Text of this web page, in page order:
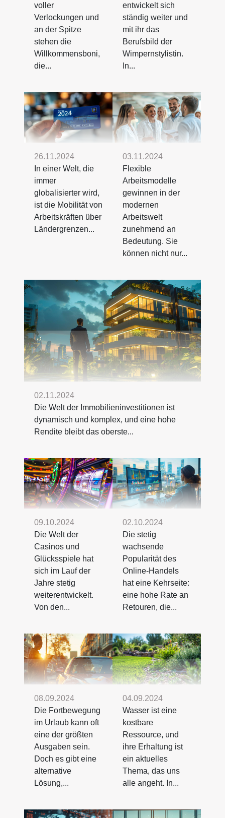
voller
Verlockungen und
an der Spitze
stehen die
Willkommensboni,
die...
entwickelt sich
ständig weiter und
mit ihr das
Berufsbild der
Wimpernstylistin.
In...
26.11.2024
In einer Welt, die
immer
globalisierter wird,
ist die Mobilität von
Arbeitskräften über
Ländergrenzen...
03.11.2024
Flexible
Arbeitsmodelle
gewinnen in der
modernen
Arbeitswelt
zunehmend an
Bedeutung. Sie
können nicht nur...
02.11.2024
Die Welt der Immobilieninvestitionen ist
dynamisch und komplex, und eine hohe
Rendite bleibt das oberste...
09.10.2024
Die Welt der
Casinos und
Glücksspiele hat
sich im Lauf der
Jahre stetig
weiterentwickelt.
Von den...
02.10.2024
Die stetig
wachsende
Popularität des
Online-Handels
hat eine Kehrseite:
eine hohe Rate an
Retouren, die...
08.09.2024
Die Fortbewegung
im Urlaub kann oft
eine der größten
Ausgaben sein.
Doch es gibt eine
alternative
Lösung,...
04.09.2024
Wasser ist eine
kostbare
Ressource, und
ihre Erhaltung ist
ein aktuelles
Thema, das uns
alle angeht. In...